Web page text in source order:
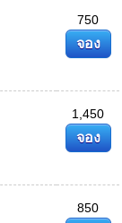
750
จอง
1,450
จอง
850